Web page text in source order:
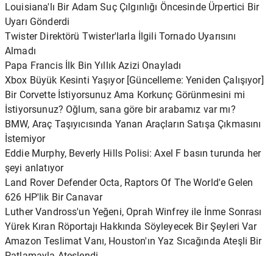
Louisiana'lı Bir Adam Suç Çılgınlığı Öncesinde Ürpertici Bir
Uyarı Gönderdi
Twister Direktörü Twister'larla İlgili Tornado Uyarısını
Almadı
Papa Francis İlk Bin Yıllık Azizi Onayladı
Xbox Büyük Kesinti Yaşıyor [Güncelleme: Yeniden Çalışıyor]
Bir Corvette İstiyorsunuz Ama Korkunç Görünmesini mi
İstiyorsunuz? Oğlum, sana göre bir arabamız var mı?
BMW, Araç Taşıyıcısında Yanan Araçların Satışa Çıkmasını
İstemiyor
Eddie Murphy, Beverly Hills Polisi: Axel F basın turunda her
şeyi anlatıyor
Land Rover Defender Octa, Raptors Of The World'e Gelen
626 HP'lik Bir Canavar
Luther Vandross'un Yeğeni, Oprah Winfrey ile İnme Sonrası
Yürek Kıran Röportajı Hakkında Söyleyecek Bir Şeyleri Var
Amazon Teslimat Vanı, Houston'ın Yaz Sıcağında Ateşli Bir